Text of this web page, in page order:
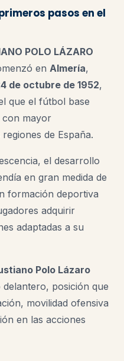
pasos en el
POLO LÁZARO
en Almería,
de octubre de 1952,
que el fútbol base
con mayor
de España.
el desarrollo
en gran medida de
formación deportiva
adquirir
adaptadas a su
Polo Lázaro
posición que
movilidad ofensiva
en las acciones